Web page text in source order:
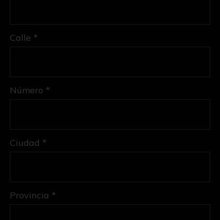
Calle *
Número *
Ciudad *
Provincia *